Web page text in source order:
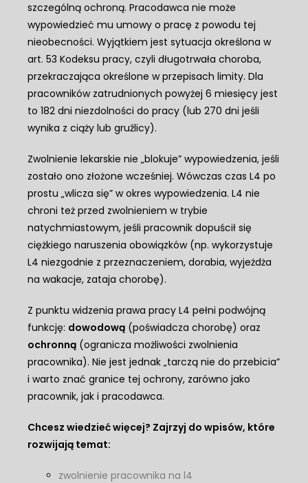
szczególną ochroną. Pracodawca nie może
wypowiedzieć mu umowy o pracę z powodu tej
nieobecności. Wyjątkiem jest sytuacja określona w
art. 53 Kodeksu pracy, czyli długotrwała choroba,
przekraczająca określone w przepisach limity. Dla
pracowników zatrudnionych powyżej 6 miesięcy jest
to 182 dni niezdolności do pracy (lub 270 dni jeśli
wynika z ciąży lub gruźlicy).
Zwolnienie lekarskie nie „blokuje” wypowiedzenia, jeśli
zostało ono złożone wcześniej. Wówczas czas L4 po
prostu „wlicza się” w okres wypowiedzenia. L4 nie
chroni też przed zwolnieniem w trybie
natychmiastowym, jeśli pracownik dopuścił się
ciężkiego naruszenia obowiązków (np. wykorzystuje
L4 niezgodnie z przeznaczeniem, dorabia, wyjeżdża
na wakacje, zataja chorobę).
Z punktu widzenia prawa pracy L4 pełni podwójną
funkcję: dowodową (poświadcza chorobę) oraz
ochronną (ogranicza możliwości zwolnienia
pracownika). Nie jest jednak „tarczą nie do przebicia”
i warto znać granice tej ochrony, zarówno jako
pracownik, jak i pracodawca.
Chcesz wiedzieć więcej? Zajrzyj do wpisów, które
rozwijają temat:
zwolnienie pracownika na l4